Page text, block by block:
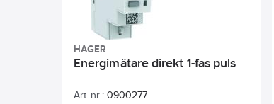
HAGER
Energimätare direkt 1-fas puls
Art. nr.: 0900277